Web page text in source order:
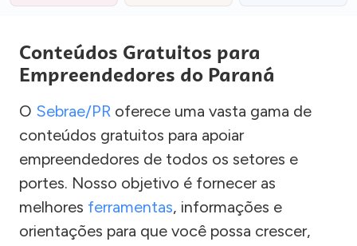
Conteúdos Gratuitos para
Empreendedores do Paraná
O Sebrae/PR oferece uma vasta gama de
conteúdos gratuitos para apoiar
empreendedores de todos os setores e
portes. Nosso objetivo é fornecer as
melhores ferramentas, informações e
orientações para que você possa crescer,